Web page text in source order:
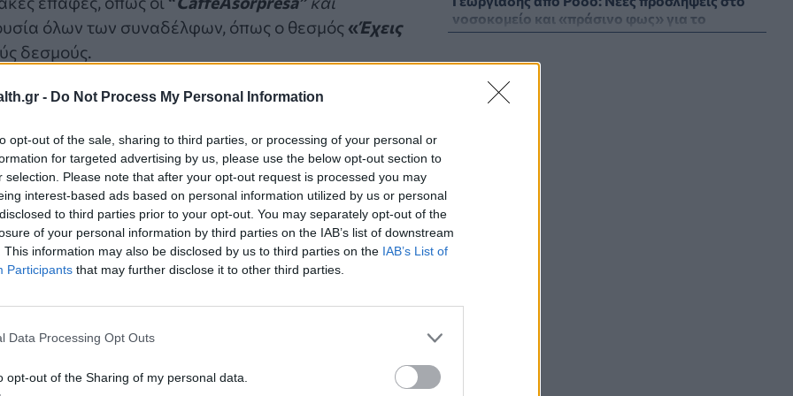
- Do Not Process My Personal Information
opt-out of the sale, sharing to third parties, or processing of your personal or
for targeted advertising by us, please use the below opt-out section to
selection. Please note that after your opt-out request is processed you may
interest-based ads based on personal information utilized by us or personal
to third parties prior to your opt-out. You may separately opt-out of the
of your personal information by third parties on the IAB’s list of downstream
This information may also be disclosed by us to third parties on the IAB’s List of
Participants that may further disclose it to other third parties.
Data Processing Opt Outs
opt-out of the Sharing of my personal data.
όλων των συναδέλφων, όπως ο θεσμός «Έχεις
δεσμούς.
“
και των πρακτικών της αναφορικά με τη
νοσοκομείο και «πράσινο φως» για το
ακτινοθεραπευτικό κέντρο
Σε κόκκινο συναγερμό για φωτιές Κρήτη,
ΨΥΧΙΚΉ ΥΓΕΊΑ
Περιφέρειες για την ενίσχυση της